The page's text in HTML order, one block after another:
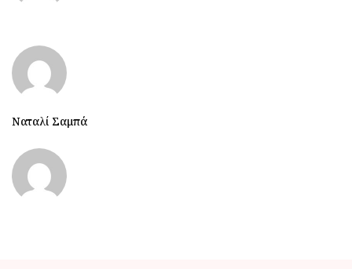
Ναταλί Σαμπά